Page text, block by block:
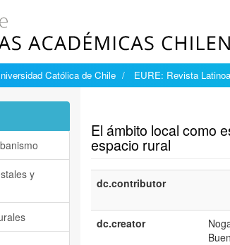
Católica de Chile EURE: Revista
El ámbito local como
espacio rural
dc.contributor
dc.creator
y